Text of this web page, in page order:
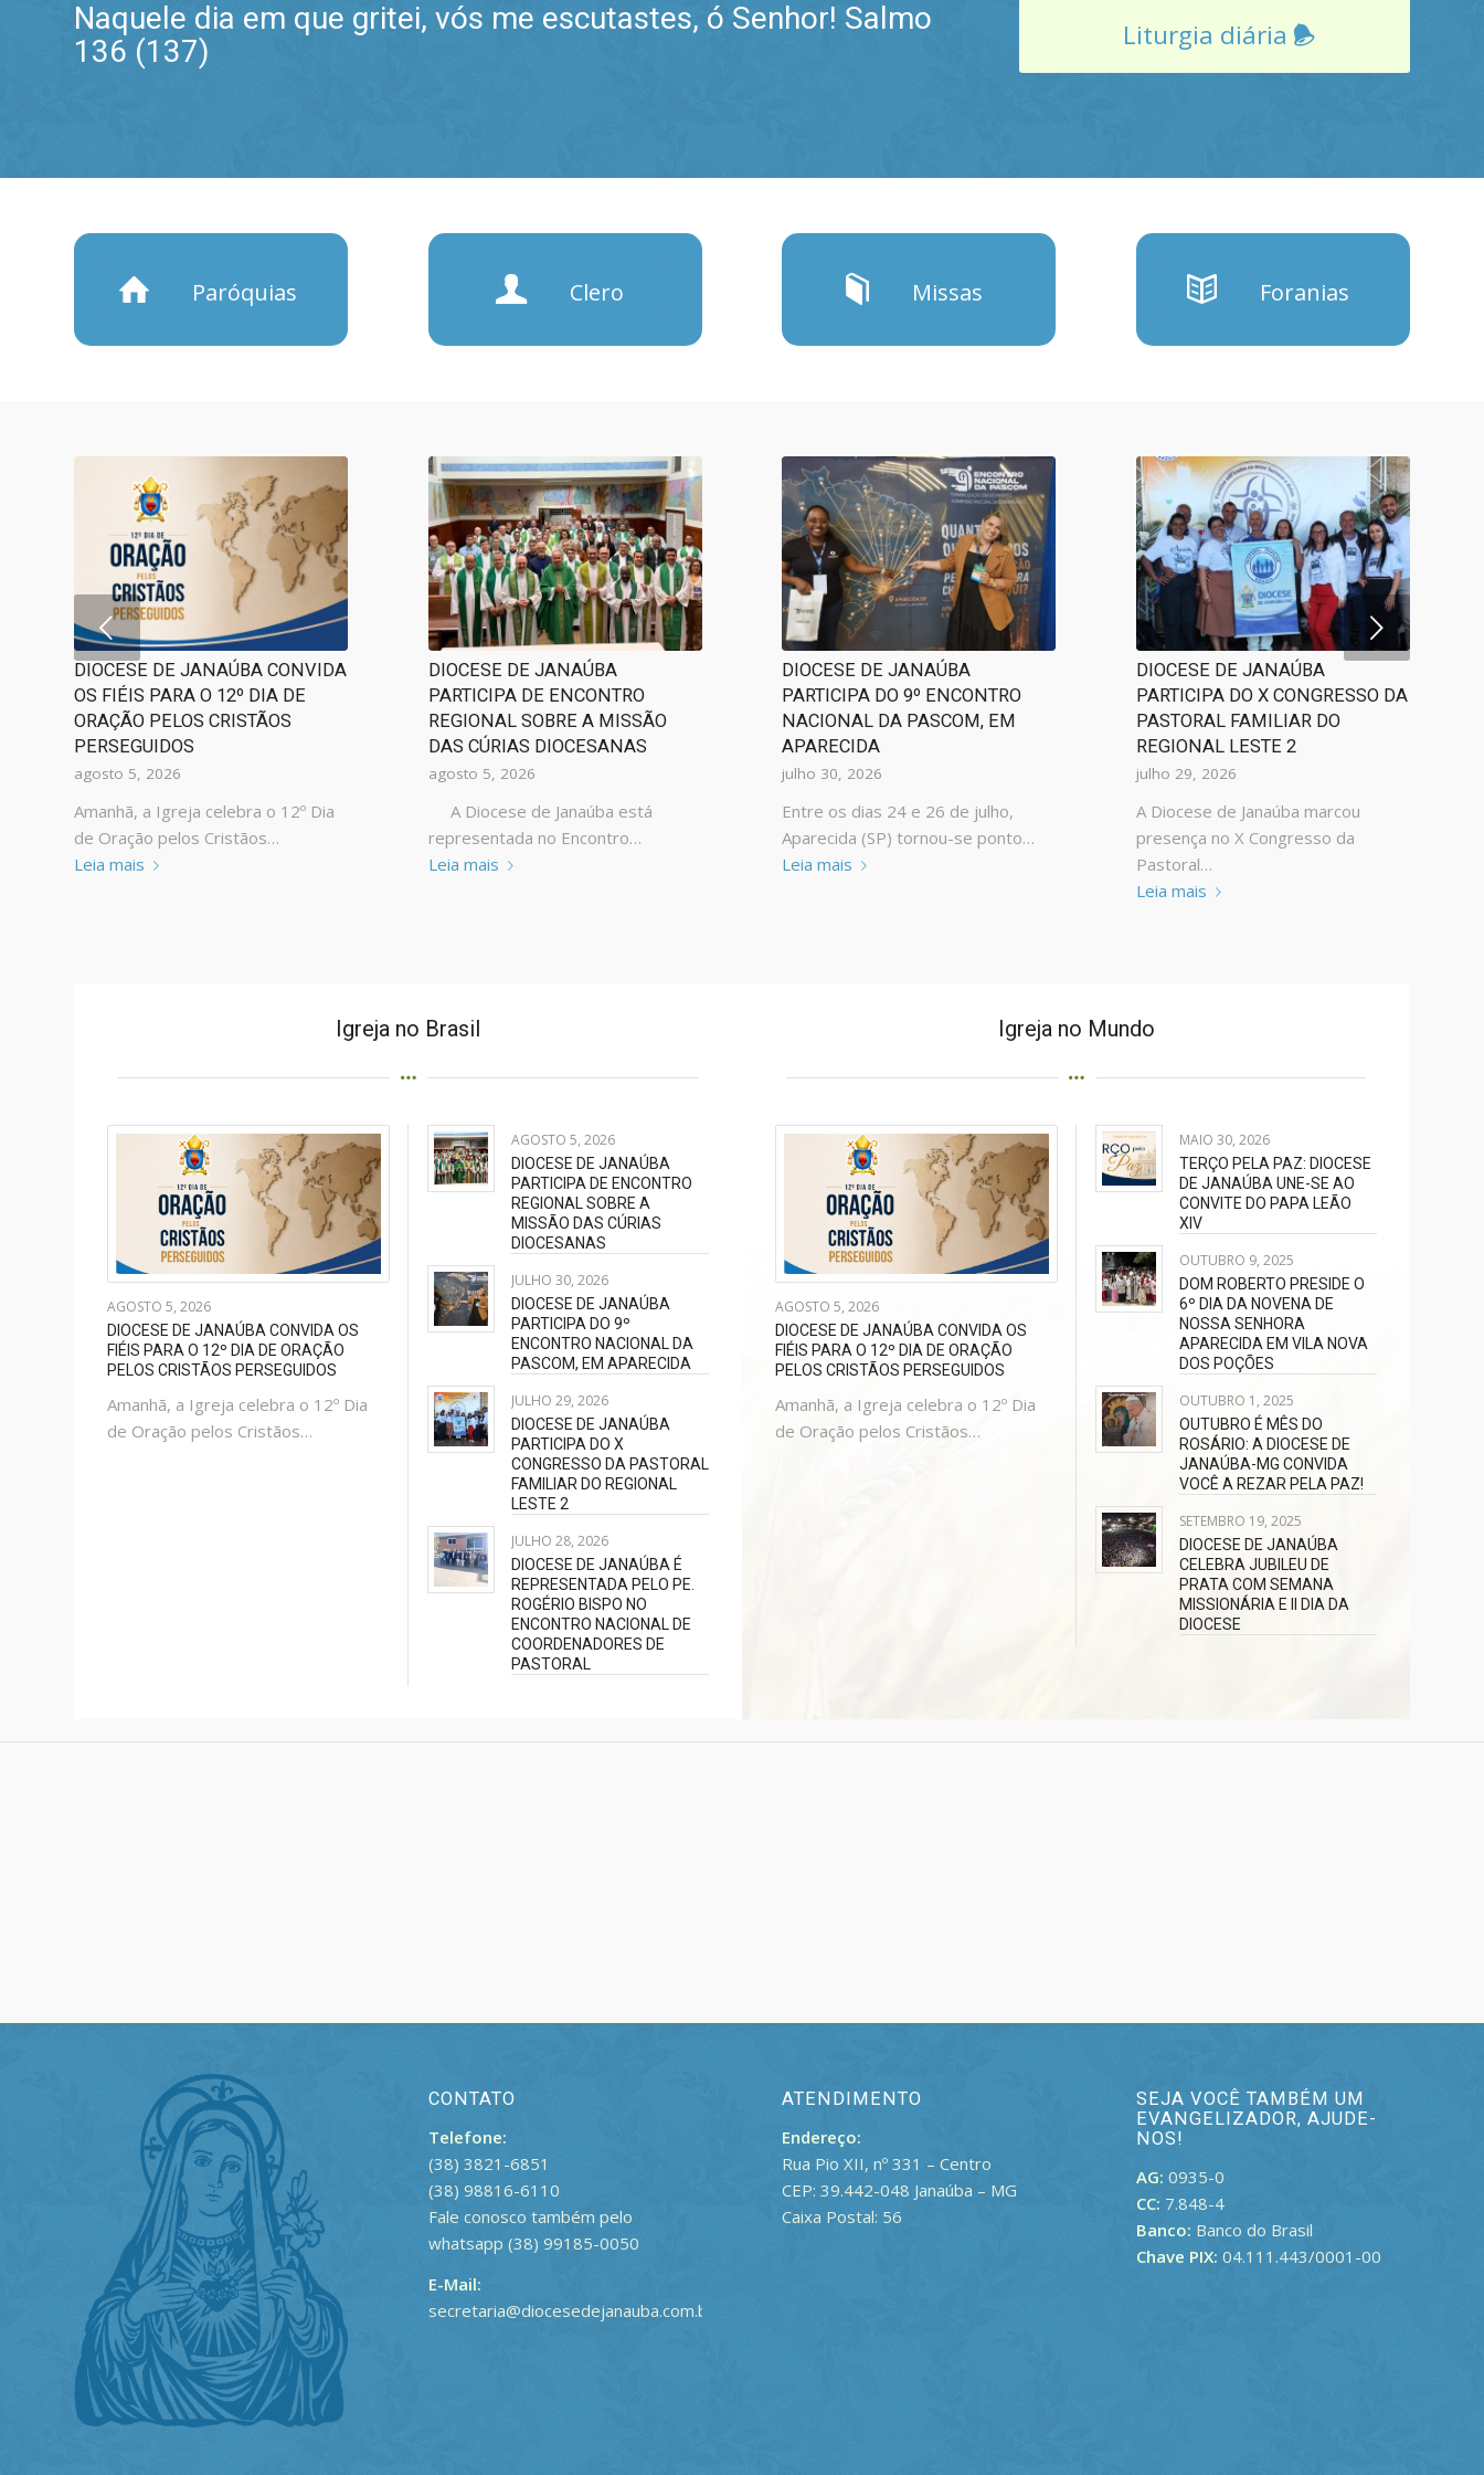
Naquele dia em que gritei, vós me escutastes, ó Senhor! Salmo
136 (137)
Liturgia diária
Paróquias Clero Missas Foranias
DIOCESE DE JANAÚBA CONVIDA
OS FIÉIS PARA O 12º DIA DE
ORAÇÃO PELOS CRISTÃOS
PERSEGUIDOS
agosto 5, 2026
Amanhã, a Igreja celebra o 12º Dia
de Oração pelos Cristãos…
Leia mais
DIOCESE DE JANAÚBA
PARTICIPA DE ENCONTRO
REGIONAL SOBRE A MISSÃO
DAS CÚRIAS DIOCESANAS
agosto 5, 2026
A Diocese de Janaúba está
representada no Encontro…
Leia mais
DIOCESE DE JANAÚBA
PARTICIPA DO 9º ENCONTRO
NACIONAL DA PASCOM, EM
APARECIDA
julho 30, 2026
Entre os dias 24 e 26 de julho,
Aparecida (SP) tornou-se ponto…
Leia mais
DIOCESE DE JANAÚBA
PARTICIPA DO X CONGRESSO DA
PASTORAL FAMILIAR DO
REGIONAL LESTE 2
julho 29, 2026
A Diocese de Janaúba marcou
presença no X Congresso da
Pastoral…
Leia mais
Próximo
Igreja no Brasil
AGOSTO 5, 2026
DIOCESE DE JANAÚBA CONVIDA OS
FIÉIS PARA O 12º DIA DE ORAÇÃO
PELOS CRISTÃOS PERSEGUIDOS
Amanhã, a Igreja celebra o 12º Dia
de Oração pelos Cristãos…
AGOSTO 5, 2026
DIOCESE DE JANAÚBA
PARTICIPA DE ENCONTRO
REGIONAL SOBRE A
MISSÃO DAS CÚRIAS
DIOCESANAS
JULHO 30, 2026
DIOCESE DE JANAÚBA
PARTICIPA DO 9º
ENCONTRO NACIONAL DA
PASCOM, EM APARECIDA
JULHO 29, 2026
DIOCESE DE JANAÚBA
PARTICIPA DO X
CONGRESSO DA PASTORAL
FAMILIAR DO REGIONAL
LESTE 2
JULHO 28, 2026
DIOCESE DE JANAÚBA É
REPRESENTADA PELO PE.
ROGÉRIO BISPO NO
ENCONTRO NACIONAL DE
COORDENADORES DE
PASTORAL
Igreja no Mundo
AGOSTO 5, 2026
DIOCESE DE JANAÚBA CONVIDA OS
FIÉIS PARA O 12º DIA DE ORAÇÃO
PELOS CRISTÃOS PERSEGUIDOS
Amanhã, a Igreja celebra o 12º Dia
de Oração pelos Cristãos…
MAIO 30, 2026
TERÇO PELA PAZ: DIOCESE
DE JANAÚBA UNE-SE AO
CONVITE DO PAPA LEÃO
XIV
OUTUBRO 9, 2025
DOM ROBERTO PRESIDE O
6º DIA DA NOVENA DE
NOSSA SENHORA
APARECIDA EM VILA NOVA
DOS POÇÕES
OUTUBRO 1, 2025
OUTUBRO É MÊS DO
ROSÁRIO: A DIOCESE DE
JANAÚBA-MG CONVIDA
VOCÊ A REZAR PELA PAZ!
SETEMBRO 19, 2025
DIOCESE DE JANAÚBA
CELEBRA JUBILEU DE
PRATA COM SEMANA
MISSIONÁRIA E II DIA DA
DIOCESE
CONTATO
Telefone:
(38) 3821-6851
(38) 98816-6110
Fale conosco também pelo
whatsapp (38) 99185-0050
E-Mail:
secretaria@diocesedejanauba.com.br
ATENDIMENTO
Endereço:
Rua Pio XII, nº 331 – Centro
CEP: 39.442-048 Janaúba – MG
Caixa Postal: 56
SEJA VOCÊ TAMBÉM UM
EVANGELIZADOR, AJUDE-
NOS!
AG: 0935-0
CC: 7.848-4
Banco: Banco do Brasil
Chave PIX: 04.111.443/0001-00